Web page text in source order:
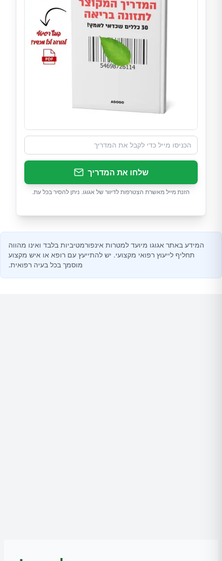
שלחו את המדריך
הזנת מייל מאשרת הצטרפות לדיוור של אגוגו. ניתן להסיר בכל עת.
המידע באתר אגוגו מיועד למטרות אינפורמטיביות בלבד ואינו מהווה
תחליף לייעוץ רפואי מקצועי. יש להתייעץ עם רופא או איש מקצוע
מוסמך בכל בעיה רפואית.